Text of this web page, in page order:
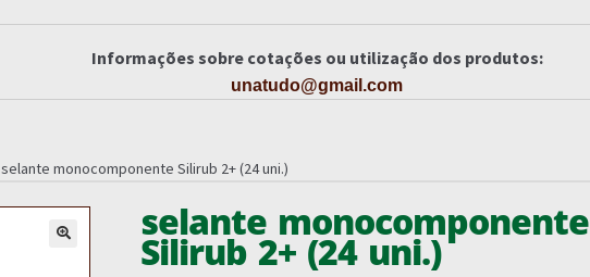
Informações sobre cotações ou utilização dos produtos:
unatudo@gmail.com
selante monocomponente Silirub 2+ (24 uni.)
selante monocomponente
Silirub 2+ (24 uni.)